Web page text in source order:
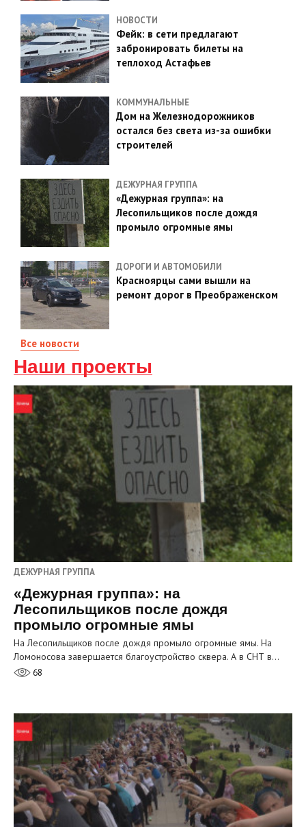
НОВОСТИ
Фейк: в сети предлагают
забронировать билеты на
теплоход Астафьев
КОММУНАЛЬНЫЕ
Дом на Железнодорожников
остался без света из-за ошибки
строителей
ДЕЖУРНАЯ ГРУППА
«Дежурная группа»: на
Лесопильщиков после дождя
промыло огромные ямы
ДОРОГИ И АВТОМОБИЛИ
Красноярцы сами вышли на
ремонт дорог в Преображенском
Все новости
Наши проекты
ДЕЖУРНАЯ ГРУППА
«Дежурная группа»: на
Лесопильщиков после дождя
промыло огромные ямы
На Лесопильщиков после дождя промыло огромные ямы. На
Ломоносова завершается благоустройство сквера. А в СНТ в…
68